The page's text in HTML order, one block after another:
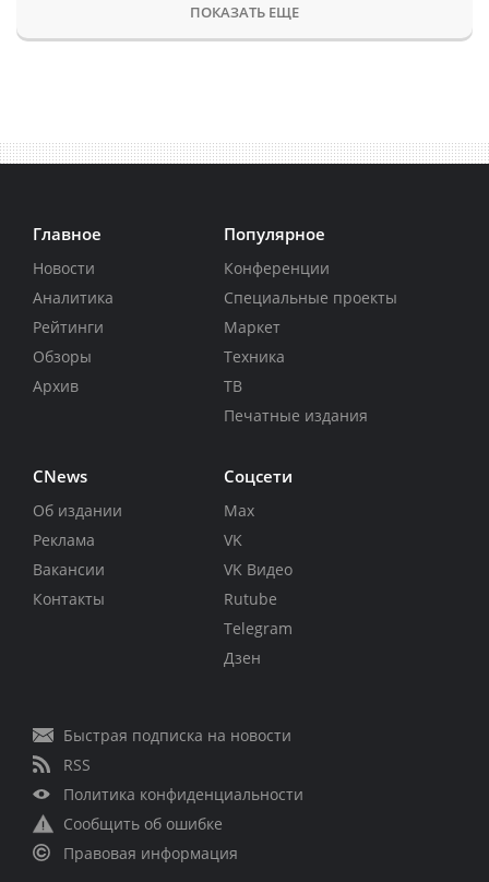
ПОКАЗАТЬ ЕЩЕ
Главное
Новости
Аналитика
Рейтинги
Обзоры
Архив
Популярное
Конференции
Специальные проекты
Маркет
Техника
ТВ
Печатные издания
CNews
Об издании
Реклама
Вакансии
Контакты
Соцсети
Max
VK
VK Видео
Rutube
Telegram
Дзен
Быстрая подписка на новости
RSS
Политика конфиденциальности
Сообщить об ошибке
Правовая информация